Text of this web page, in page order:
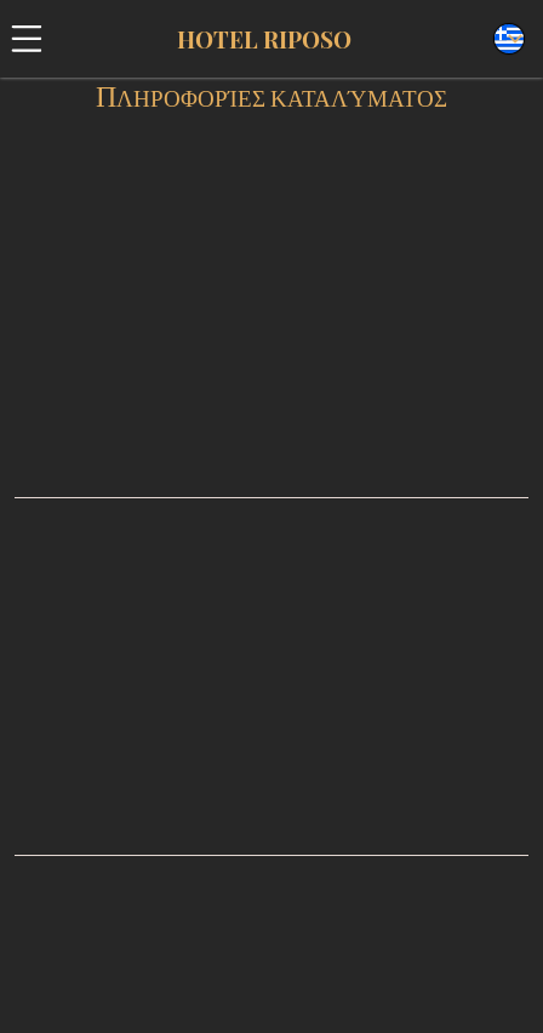
HOTEL RIPOSO
ΠΛΗΡΟΦΟΡΊΕΣ ΚΑΤΑΛΎΜΑΤΟΣ